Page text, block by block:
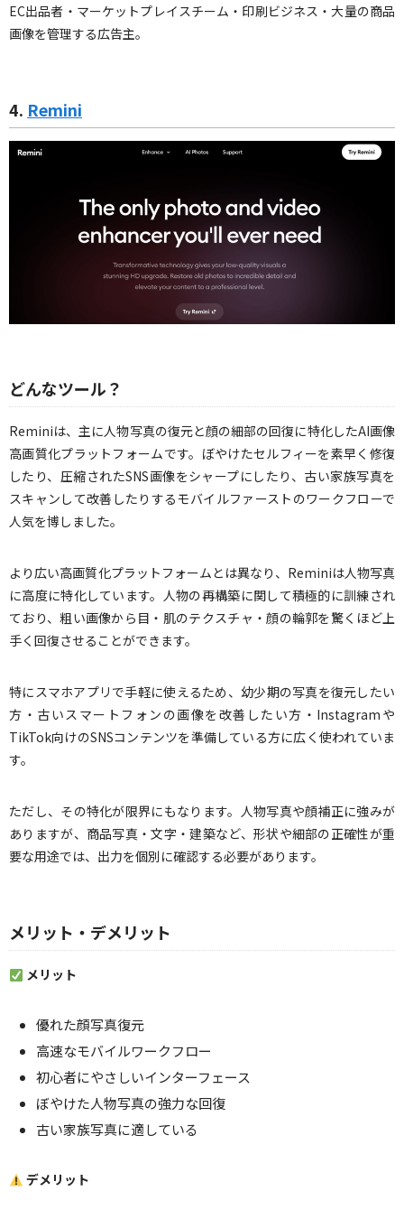
EC出品者・マーケットプレイスチーム・印刷ビジネス・大量の商品
画像を管理する広告主。
4. Remini
どんなツール？
Reminiは、主に人物写真の復元と顔の細部の回復に特化したAI画像
高画質化プラットフォームです。ぼやけたセルフィーを素早く修復
したり、圧縮されたSNS画像をシャープにしたり、古い家族写真を
スキャンして改善したりするモバイルファーストのワークフローで
人気を博しました。
より広い高画質化プラットフォームとは異なり、Reminiは人物写真
に高度に特化しています。人物の再構築に関して積極的に訓練され
ており、粗い画像から目・肌のテクスチャ・顔の輪郭を驚くほど上
手く回復させることができます。
特にスマホアプリで手軽に使えるため、幼少期の写真を復元したい
方・古いスマートフォンの画像を改善したい方・Instagramや
TikTok向けのSNSコンテンツを準備している方に広く使われていま
す。
ただし、その特化が限界にもなります。人物写真や顔補正に強みが
ありますが、商品写真・文字・建築など、形状や細部の正確性が重
要な用途では、出力を個別に確認する必要があります。
メリット・デメリット
メリット
優れた顔写真復元
高速なモバイルワークフロー
初心者にやさしいインターフェース
ぼやけた人物写真の強力な回復
古い家族写真に適している
デメリット